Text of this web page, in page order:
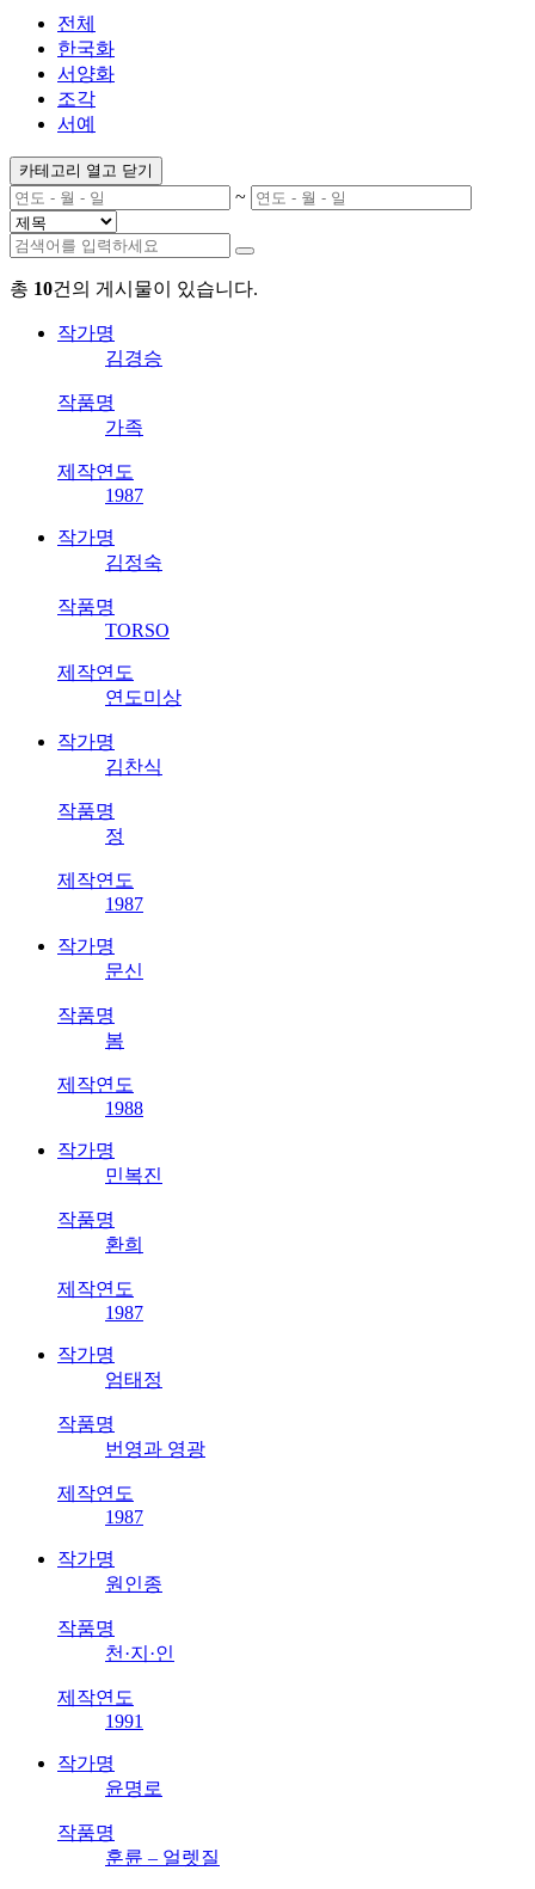
전체
한국화
서양화
조각
서예
카테고리 열고 닫기
~
총 10건의 게시물이 있습니다.
작가명
김경승
작품명
가족
제작연도
1987
작가명
김정숙
작품명
TORSO
제작연도
연도미상
작가명
김찬식
작품명
정
제작연도
1987
작가명
문신
작품명
봄
제작연도
1988
작가명
민복진
작품명
환희
제작연도
1987
작가명
엄태정
작품명
번영과 영광
제작연도
1987
작가명
원인종
작품명
천·지·인
제작연도
1991
작가명
윤명로
작품명
훈륜 – 얼렛질